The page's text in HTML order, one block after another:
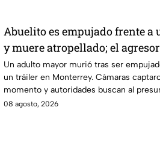
Abuelito es empujado frente a
y muere atropellado; el
IMÁGENES SENSIBLES
Un adulto mayor murió tras ser
un tráiler en Monterrey. Cámaras
momento y autoridades buscan al
08 agosto, 2026